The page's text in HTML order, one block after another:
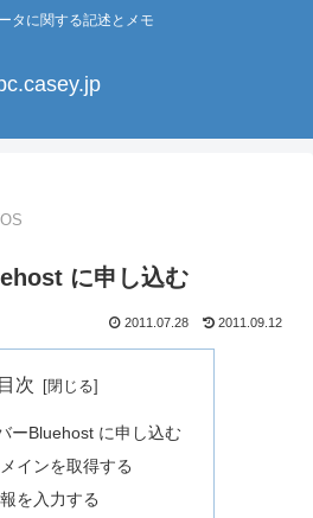
タに関する記述とメモ
に申し込む
2011.07.28 2011.09.12
目次
ーBluehost に申し込む
インを取得する
を入力する